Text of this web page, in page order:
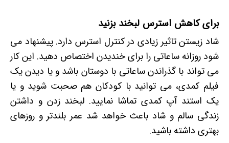
برای کاهش استرس لبخند بزنید
شاد زیستن تاثیر زیادی در کنترل استرس دارد. پیشنهاد می
شود روزانه ساعاتی را برای خندیدن اختصاص دهید. این کار
می تواند با گذراندن ساعاتی با دوستان باشد و یا دیدن یک
فیلم کمدی، می توانید با کودکان هم صحبت شوید و یا
یک استند آپ کمدی تماشا نمایید. لبخند زدن و داشتن
زندگی سالم و شاد باعث خواهد شد عمر بلندتر و روزهای
بهتری داشته باشید.